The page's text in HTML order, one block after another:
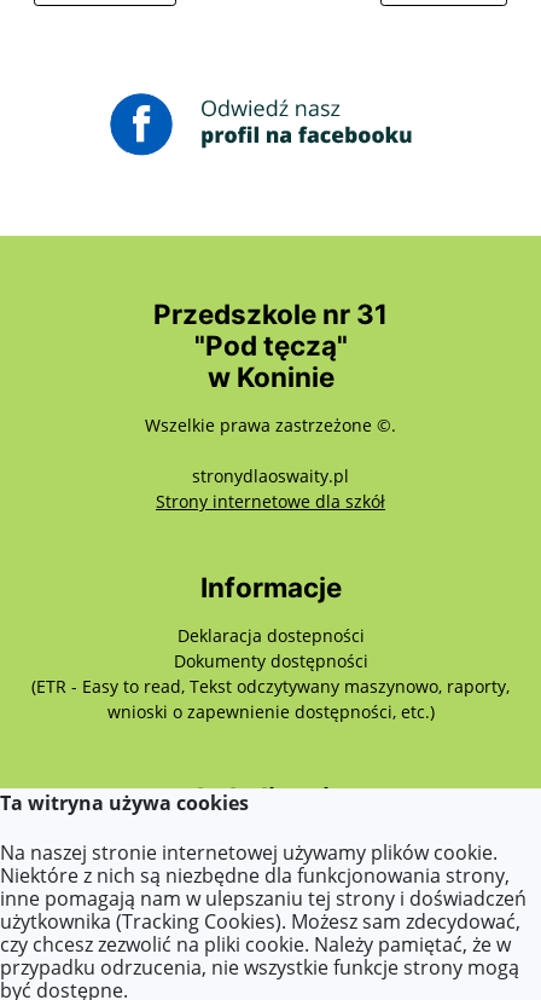
Przedszkole nr 31
"Pod tęczą"
w Koninie
Wszelkie prawa zastrzeżone ©.
stronydlaoswaity.pl
Strony internetowe dla szkółotwiera się w
Informacje
Deklaracja dostepności
Dokumenty dostępności
(ETR - Easy to read, Tekst odczytywany maszynowo, raporty,
wnioski o zapewnienie dostępności, etc.)
Lokalizacja
Różyckiego 3,
62-510 Konin
Kontakt
Ta witryna używa cookies
Na naszej stronie internetowej używamy plików cookie.
Niektóre z nich są niezbędne dla funkcjonowania strony,
inne pomagają nam w ulepszaniu tej strony i doświadczeń
użytkownika (Tracking Cookies). Możesz sam zdecydować,
czy chcesz zezwolić na pliki cookie. Należy pamiętać, że w
przypadku odrzucenia, nie wszystkie funkcje strony mogą
być dostępne.